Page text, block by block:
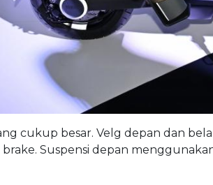
cukup besar. Velg depan dan
Suspensi depan